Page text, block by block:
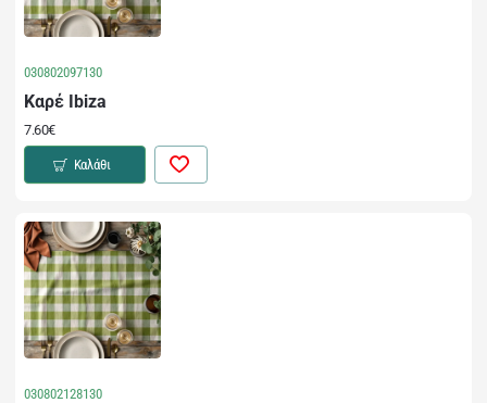
030802097130
Καρέ Ibiza
7.60€
Καλάθι
030802128130